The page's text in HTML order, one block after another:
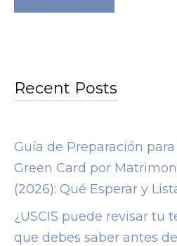
Recent Posts
Guía de Preparación
Green Card por
(2026): Qué Esperar y
¿USCIS puede revisar tu
que debes saber antes